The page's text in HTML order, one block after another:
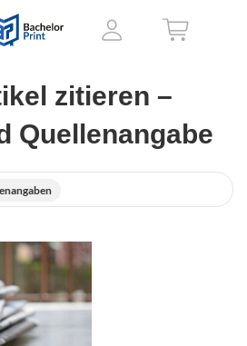
zitieren –
Quellenangabe